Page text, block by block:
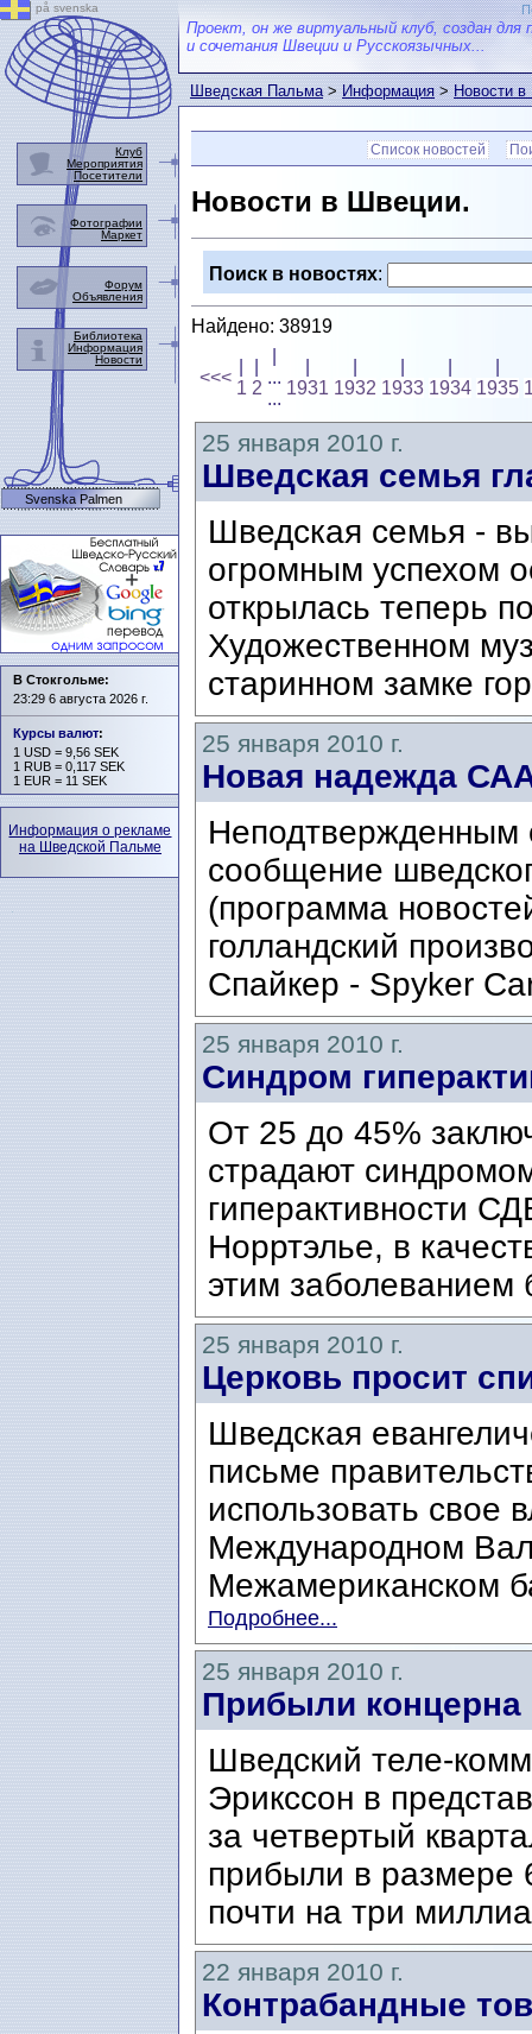
Проект, он же виртуальный клуб, создан для
и сочетания Швеции и Русскоязычных...
Шведская Пальма>Информация>Новости
Список новостей
Новости в Швеции.
Поиск в новостях:
Найдено: 38919
<<<
1 2
...
...
1931 1932 1933 1934 1935
25 января 2010 г.
Шведская семья
Шведская семья -
огромным успехом
открылась теперь
Художественном
старинном замке
25 января 2010 г.
Новая надежда
Неподтвержденным
сообщение
(программа
голландский
Спайкер - Spyker
25 января 2010 г.
Синдром
От 25 до 45%
страдают
гиперактивности
Норртэлье, в
этим
25 января 2010 г.
Церковь просит
Шведская
письме
использовать свое
Международном
Межамериканском
Подробнее...
25 января 2010 г.
Прибыли концерна
Шведский теле-
Эрикссон в
за четвертый
прибыли в размере
почти на три
22 января 2010 г.
Контрабандные
på svenska
Клуб
Мероприятия
Посетители
Фотографии
Маркет
Форум
Объявления
Библиотека
Информация
Новости
Svenska Palmen
В Стокгольме:
23:29 6 августа 2026 г.
Курсы валют:
1 USD = 9,56 SEK
1 RUB = 0,117 SEK
1 EUR = 11 SEK
Информация о рекламе
на Шведской Пальме